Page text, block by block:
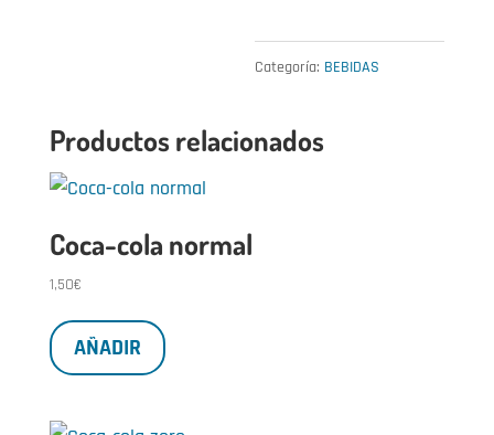
Categoría: BEBIDAS
Productos relacionados
Coca-cola normal
1,50€
AÑADIR